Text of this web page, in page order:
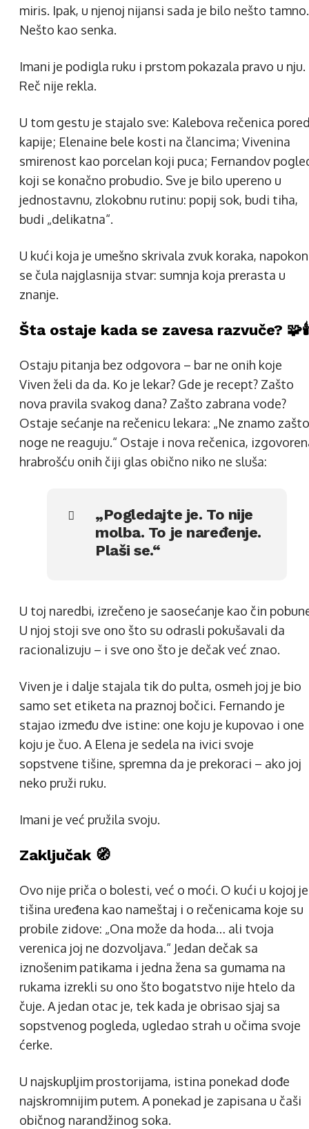
miris. Ipak, u njenoj nijansi sada je bilo nešto tamno.
Nešto kao senka.
Imani je podigla ruku i prstom pokazala pravo u nju.
Reč nije rekla.
U tom gestu je stajalo sve: Kalebova rečenica
kapije; Elenaine bele kosti na člancima; Vivenina
smirenost kao porcelan koji puca; Fernandov
koji se konačno probudio. Sve je bilo upereno u
jednostavnu, zlokobnu rutinu: popij sok, budi tiha,
budi „delikatna“.
U kući koja je umešno skrivala zvuk koraka, napokon
se čula najglasnija stvar: sumnja koja prerasta u
znanje.
Šta ostaje kada se zavesa razvuče? 🧩🕯️
Ostaju pitanja bez odgovora – bar ne onih koje
Viven želi da da. Ko je lekar? Gde je recept? Zašto
nova pravila svakog dana? Zašto zabrana vode?
Ostaje sećanje na rečenicu lekara: „Ne znamo zašto
noge ne reaguju.“ Ostaje i nova rečenica,
hrabrošću onih čiji glas obično niko ne sluša:
„Pogledajte je. To nije
molba. To je naređenje.
Plaši se.“
U toj naredbi, izrečeno je saosećanje kao čin
U njoj stoji sve ono što su odrasli pokušavali da
racionalizuju – i sve ono što je dečak već znao.
Viven je i dalje stajala tik do pulta, osmeh joj je bio
samo set etiketa na praznoj bočici. Fernando je
stajao između dve istine: one koju je kupovao i one
koju je čuo. A Elena je sedela na ivici svoje
sopstvene tišine, spremna da je prekoraci – ako joj
neko pruži ruku.
Imani je već pružila svoju.
Zaključak 🧭
Ovo nije priča o bolesti, već o moći. O kući u kojoj je
tišina uređena kao nameštaj i o rečenicama koje su
probile zidove: „Ona može da hoda… ali tvoja
verenica joj ne dozvoljava.“ Jedan dečak sa
iznošenim patikama i jedna žena sa gumama na
rukama izrekli su ono što bogatstvo nije htelo da
čuje. A jedan otac je, tek kada je obrisao sjaj sa
sopstvenog pogleda, ugledao strah u očima svoje
ćerke.
U najskupljim prostorijama, istina ponekad dođe
najskromnijim putem. A ponekad je zapisana u čaši
običnog narandžinog soka.